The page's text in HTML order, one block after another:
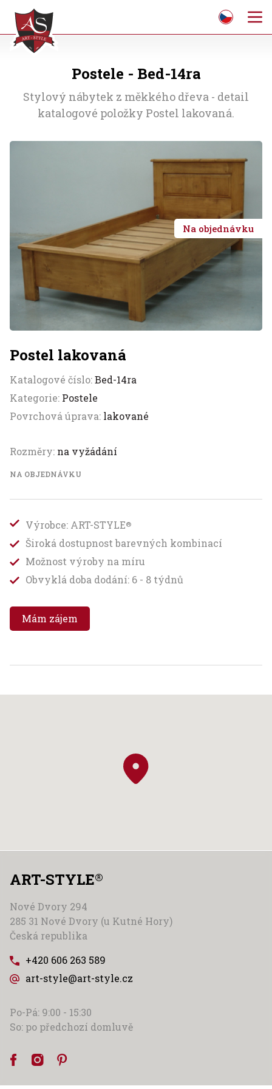
Postele - Bed-14ra
Stylový nábytek z měkkého dřeva - detail
katalogové položky Postel lakovaná.
Na objednávku
Postel lakovaná
Katalogové číslo:Bed-14ra
Kategorie: Postele
Povrchová úprava: lakované
Rozměry: na vyžádání
NA OBJEDNÁVKU
Výrobce: ART-STYLE®
Široká dostupnost barevných kombinací
Možnost výroby na míru
Obvyklá doba dodání: 6 - 8 týdnů
Mám zájem
ART-STYLE®
Nové Dvory 294
285 31 Nové Dvory (u Kutné Hory)
Česká republika
+420 606 263 589
art-style@art-style.cz
Po-Pá: 9:00 - 15:30
So: po předchozí domluvě